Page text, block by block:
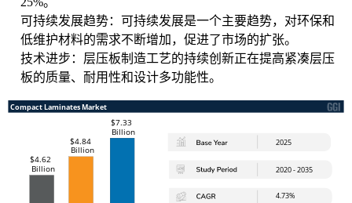
可持续发展趋势：可持续发展是一个主要趋势，对环保和
低维护材料的需求不断增加，促进了市场的扩张。
技术进步：层压板制造工艺的持续创新正在提高紧凑层压
板的质量、耐用性和设计多功能性。